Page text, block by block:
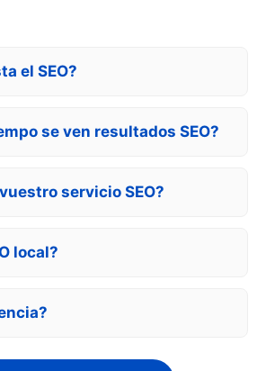
el SEO?
se ven resultados SEO?
servicio SEO?
local?